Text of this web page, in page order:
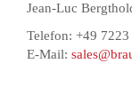
Jean-Luc
Telefon: +49
E-Mail: